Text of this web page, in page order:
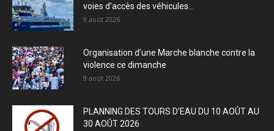
voies d’accès des véhicules...
9 août 2026
Organisation d’une Marche blanche contre la
violence ce dimanche
8 août 2026
PLANNING DES TOURS D’EAU DU 10 AOÛT AU
30 AOÛT 2026